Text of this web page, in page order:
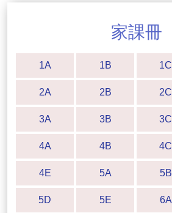
家課冊
1A 1B 1C
2A 2B 2C
3A 3B 3C
4A 4B 4C
4E 5A 5B
5D 5E 6A